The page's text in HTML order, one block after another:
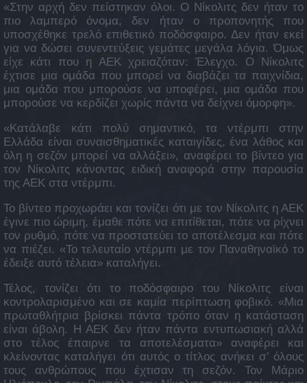
«Στην αρχή δεν πείστηκαν όλοι. Ο Νίκολιτς δεν ήταν το
πιο λαμπερό όνομα, δεν ήταν ο προπονητής που
υποσχέθηκε τρελό επιθετικό ποδόσφαιρο. Δεν ήταν εκεί
για να δώσει συνεντεύξεις γεμάτες μεγάλα λόγια. Όμως
είχε κάτι που η ΑΕΚ χρειαζόταν: Έλεγχο. Ο Νίκολιτς
έχτισε μια ομάδα που μπορεί να διαβάζει τα παιχνίδια,
μια ομάδα που μπορούσε να υποφέρει, μια ομάδα που
μπορούσε να κερδίζει χωρίς πάντα να δείχνει όμορφη».
«Κατάλαβε κάτι πολύ σημαντικό, τα ντέρμπι στην
Ελλάδα είναι συναισθηματικές καταιγίδες, ένα λάθος και
όλη η σεζόν μπορεί να αλλάξει», αναφέρει το βίντεο για
τον Νίκολιτς κάνοντας ειδική αναφορά στην παρουσία
της ΑΕΚ στα ντέρμπι.
Το βίντεο προχωράει και τονίζει ότι με τον Νίκολιτς η ΑΕΚ
έγινε πιο ώριμη, έμαθε πότε να επιτίθεται, πότε να ρίχνει
τον ρυθμό, πότε να προστατεύει το αποτέλεσμα και πότε
να πιέζει. «Το τελευταίο ντέρμπι με τον Παναθηναϊκό το
έδειξε αυτό τέλεια» καταλήγει.
Τέλος, τονίζει ότι το ποδόσφαιρο του Νίκολιτς είναι
κοντρολαρισμένο και σε καμία περίπτωση φοβικό. «Μια
πρωταθλήτρια βρίσκει πάντα τρόπο όταν η κατάσταση
είναι άβολη. Η ΑΕΚ δεν ήταν πάντα εντυπωσιακή αλλά
στο τέλος έπαιρνε τα αποτελέσματα» αναφέρει και
κλείνοντας καταλήγει ότι αυτός ο τίτλος ανήκει σ’ όλους
τους ανθρώπους που έχτισαν τη σεζόν. Τον Μάριο